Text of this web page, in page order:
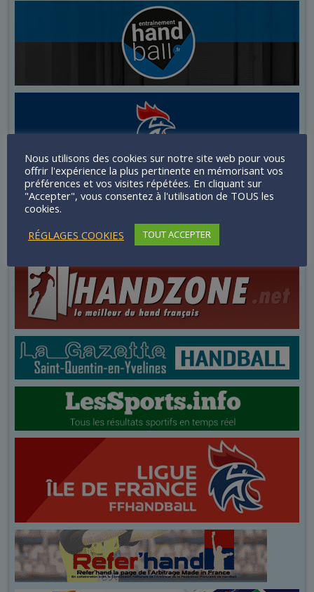
Nous utilisons des cookies sur notre site web pour vous
offrir l'expérience la plus pertinente en mémorisant vos
préférences et vos visites répétées. En cliquant sur
"Accepter", vous consentez à l'utilisation de TOUS les
cookies.
RÉGLAGES COOKIES
TOUT ACCEPTER